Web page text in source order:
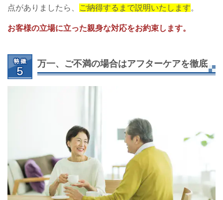
点がありましたら、
ご納得するまで説明いたします。
お客様の立場に立った親身な対応をお約束します。
万一、ご不満の場合はアフターケアを徹底